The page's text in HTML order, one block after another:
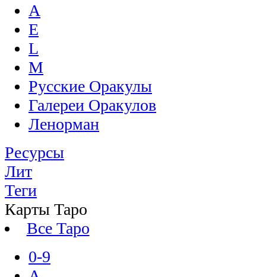
A
E
L
M
Русские Оракулы
Галереи Оракулов
Ленорман
Ресурсы
Лит
Теги
Карты Таро
Все Таро
0-9